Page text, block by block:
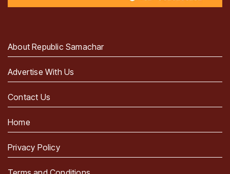
About Republic Samachar
Advertise With Us
Contact Us
Home
Privacy Policy